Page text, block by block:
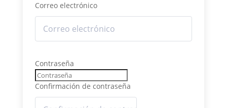
Correo electrónico
Contraseña
Confirmación de contraseña